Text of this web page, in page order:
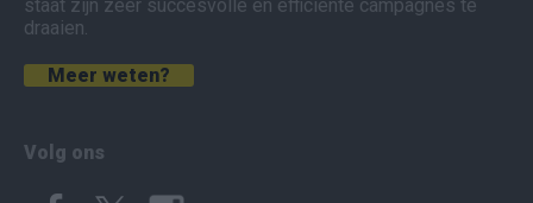
staat zijn zeer succesvolle en efficiënte campagnes te
draaien.
Meer weten?
Volg ons